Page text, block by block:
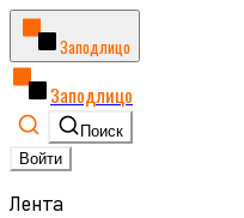
Заподлицо
Заподлицо
Поиск
Войти
Лента